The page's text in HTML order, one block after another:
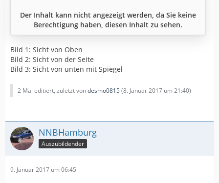
Der Inhalt kann nicht angezeigt werden, da Sie keine
Berechtigung haben, diesen Inhalt zu sehen.
Bild 1: Sicht von Oben
Bild 2: Sicht von der Seite
Bild 3: Sicht von unten mit Spiegel
2 Mal editiert, zuletzt vondesmo0815 (8. Januar 2017 um 21:40)
NNBHamburg
Auszubildender
9. Januar 2017 um 06:45